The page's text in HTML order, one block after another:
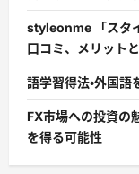
styleonme 「スタ
口コミ、メリット
語学習得法・外国
FX市場への投資の
を得る可能性